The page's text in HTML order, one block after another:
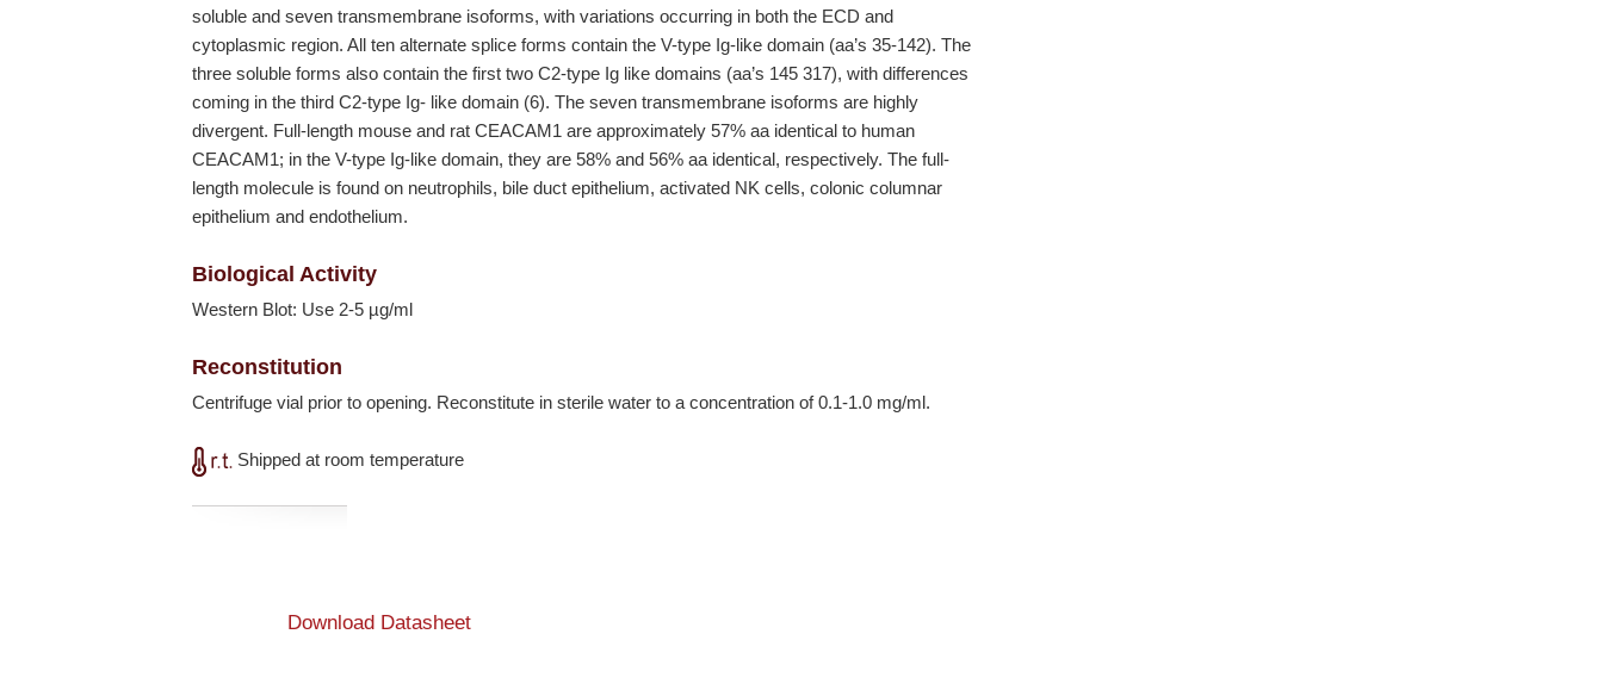
soluble and seven transmembrane isoforms, with variations occurring in both the ECD and
cytoplasmic region. All ten alternate splice forms contain the V-type Ig-like domain (aa’s 35-142). The
three soluble forms also contain the first two C2-type Ig like domains (aa’s 145 317), with differences
coming in the third C2-type Ig- like domain (6). The seven transmembrane isoforms are highly
divergent. Full-length mouse and rat CEACAM1 are approximately 57% aa identical to human
CEACAM1; in the V-type Ig-like domain, they are 58% and 56% aa identical, respectively. The full-
length molecule is found on neutrophils, bile duct epithelium, activated NK cells, colonic columnar
epithelium and endothelium.
Biological Activity
Western Blot: Use 2-5 µg/ml
Reconstitution
Centrifuge vial prior to opening. Reconstitute in sterile water to a concentration of 0.1-1.0 mg/ml.
Shipped at room temperature
Download Datasheet